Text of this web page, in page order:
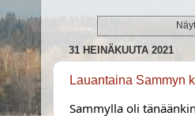
31 HEINÄKUUTA 2021
Lauantaina Sammyn